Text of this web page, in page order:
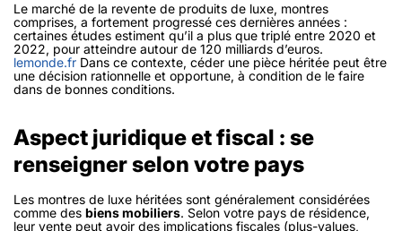
Le marché de la revente de produits de luxe, montres
comprises, a fortement progressé ces dernières années :
certaines études estiment qu’il a plus que triplé entre 2020 et
2022, pour atteindre autour de 120 milliards d’euros.
lemonde.fr Dans ce contexte, céder une pièce héritée peut être
une décision rationnelle et opportune, à condition de le faire
dans de bonnes conditions.
Aspect juridique et fiscal : se
renseigner selon votre pays
Les montres de luxe héritées sont généralement considérées
comme des biens mobiliers. Selon votre pays de résidence,
leur vente peut avoir des implications fiscales (plus-values,